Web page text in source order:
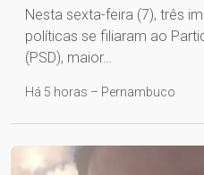
Nesta sexta-feira (7), três
políticas se filiaram ao
(PSD), maior…
Há 5 horas – Pernambuco